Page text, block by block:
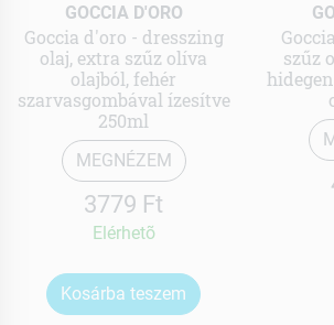
GOCCIA D'ORO
Goccia d'oro - dresszing
olaj, extra szűz olíva
olajból, fehér
szarvasgombával ízesítve
250ml
MEGNÉZEM
3779 Ft
Elérhetõ
Kosárba teszem
szűz